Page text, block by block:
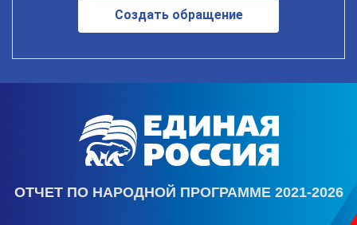
Создать обращение
ОТЧЕТ ПО НАРОДНОЙ ПРОГРАММЕ 2021-2026